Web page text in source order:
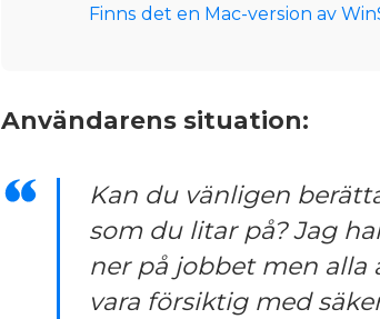
Finns det en Mac-version av
Användarens situation:
Kan du vänligen
som du litar på? Jag
ner på jobbet men alla
vara försiktig med